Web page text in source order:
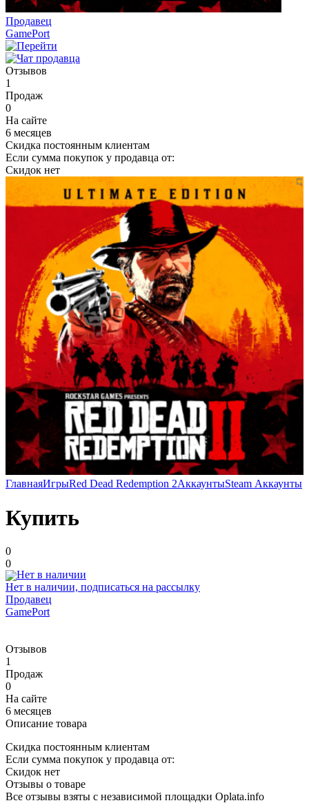
Продавец
GamePort
Отзывов
1
Продаж
0
На сайте
6 месяцев
Скидка постоянным клиентам
Если сумма покупок у продавца от:
Скидок нет
ГлавнаяИгрыRed Dead Redemption 2АккаунтыSteam Аккаунты
Купить
0
0
Нет в наличии, подписаться на рассылку
Продавец
GamePort
Отзывов
1
Продаж
0
На сайте
6 месяцев
Описание товара
Скидка постоянным клиентам
Если сумма покупок у продавца от:
Скидок нет
Отзывы о товаре
Все отзывы взяты с независимой площадки Oplata.info